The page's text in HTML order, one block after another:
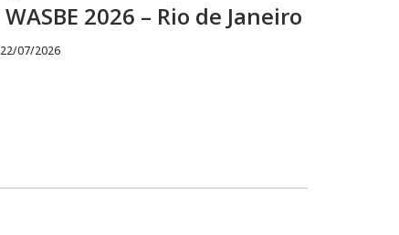
WASBE 2026 – Rio de Janeiro
22/07/2026